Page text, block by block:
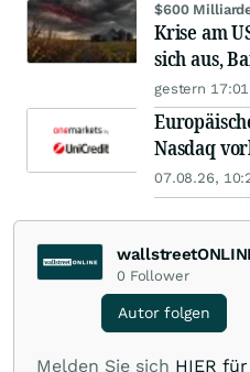
$600
Krise am
sich aus,
gestern 17:01
Nasdaq
07.08.26,
0 Follower
Autor folgen
Melden Sie sich HIER